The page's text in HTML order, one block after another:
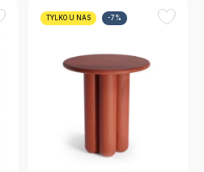
TYLKO U NAS -7%